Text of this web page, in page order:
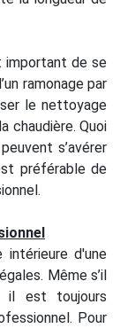
important de se
ramonage par
le nettoyage
chaudière. Quoi
s’avérer
préférable de
d'une
Même s’il
il est toujours
Pour